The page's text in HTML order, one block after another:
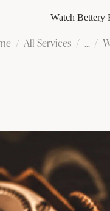
Watch Bettery
All Services ...